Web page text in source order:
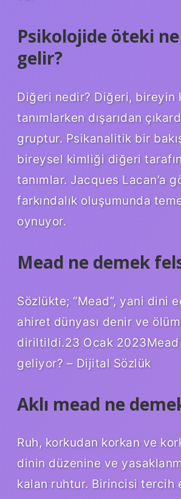
Psikolojide öteki
gelir?
Diğeri nedir? Diğeri, bireyin
tanımlarken dışarıdan
gruptur. Psikanalitik bir
bireysel kimliği diğeri
tanımlar. Jacques Lacan’a
farkındalık oluşumunda
oynuyor.
Mead ne demek
Sözlükte; “Mead”, yani dini
ahiret dünyası denir ve
diriltildi.23 Ocak 2023Mead
geliyor? – Dijital Sözlük
Aklı mead ne
Ruh, korkudan korkan ve
dinin düzenine ve
kalan ruhtur. Birincisi tercih